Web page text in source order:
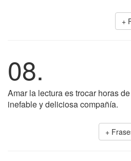
+
08.
Amar la lectura es trocar horas
inefable y deliciosa compañía.
+